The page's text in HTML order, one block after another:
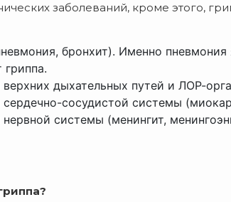
заболеваний, кроме этого,
бронхит). Именно пневмония
дыхательных путей и ЛОР-
сосудистой системы
системы (менингит,